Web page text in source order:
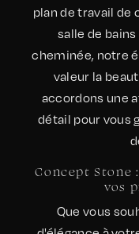
plan de travail de
salle de
cheminée, notre
valeur la
accordons une
détail pour vous
Concept Stone
vos
Que vous